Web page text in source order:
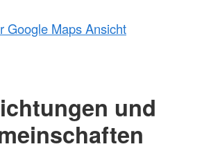
Google Maps Ansicht
und